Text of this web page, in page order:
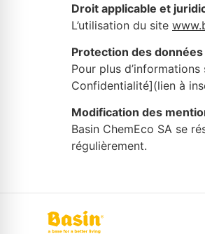
Droit applicable et
L’utilisation du site
Protection des
Pour plus
Confidentialité](lien à
Modification des
Basin ChemEco SA se
régulièrement.